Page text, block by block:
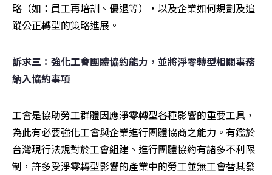
略（如：員工再培訓、優退等），以及企業如何規劃及追
蹤公正轉型的策略進展。
訴求三：強化工會團體協約能力，並將淨零轉型相關事務
納入協約事項
工會是協助勞工群體因應淨零轉型各種影響的重要工具，
為此有必要強化工會與企業進行團體協商之能力。有鑑於
台灣現行法規對於工會組建、進行團體協約有諸多不利限
制，許多受淨零轉型影響的產業中的勞工並無工會替其發